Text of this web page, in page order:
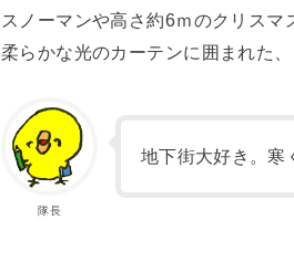
スノーマンや高さ約6ｍのクリスマ
柔らかな光のカーテンに囲まれた
隊長
地下街大好き。寒